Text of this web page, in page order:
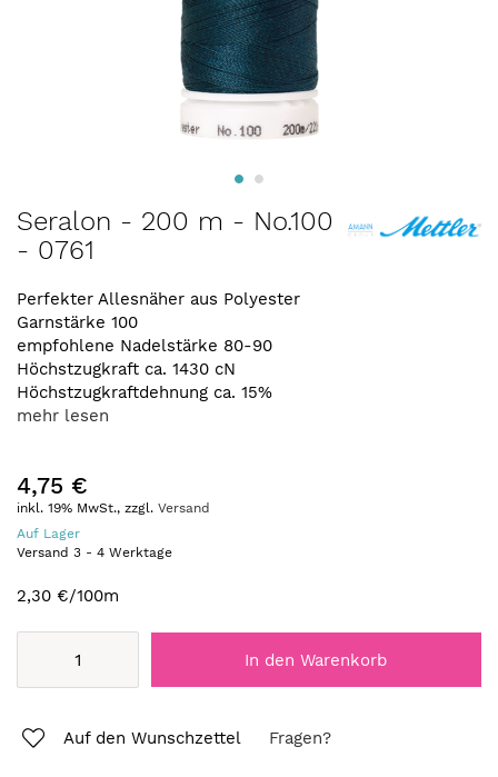
Anfang
der
springen
Seralon - 200 m - No.100
- 0761
Perfekter Allesnäher aus Polyester
Garnstärke 100
empfohlene Nadelstärke 80-90
Höchstzugkraft ca. 1430 cN
Höchstzugkraftdehnung ca. 15%
mehr lesen
4,75 €
inkl. 19% MwSt., zzgl. Versand
Auf Lager
Versand 3 - 4 Werktage
2,30 €/100m
In den Warenkorb
Auf den Wunschzettel Fragen?